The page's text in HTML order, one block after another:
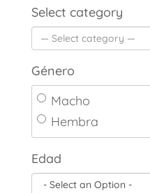
Select category
Género
Macho
Hembra
Edad